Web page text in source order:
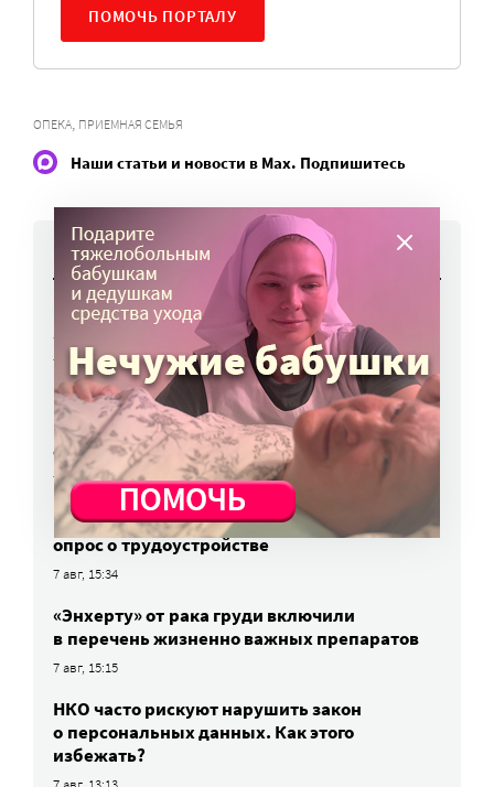
ПОМОЧЬ ПОРТАЛУ
ОПЕКА, ПРИЕМНАЯ СЕМЬЯ
Наши статьи и новости в Max. Подпишитесь
НОВОСТИ
Вторая волна клещей ожидается в конце
августа — начале сентября
7 авг, 19:25
Родных, которые могут взять ребенка
из проблемной семьи, предлагают искать
с полицией
7 авг, 17:06
Родителей детей-инвалидов просят пройти
опрос о трудоустройстве
7 авг, 15:34
«Энхерту» от рака груди включили
в перечень жизненно важных препаратов
7 авг, 15:15
НКО часто рискуют нарушить закон
о персональных данных. Как этого
избежать?